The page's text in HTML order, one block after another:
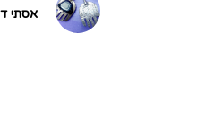
אסתי